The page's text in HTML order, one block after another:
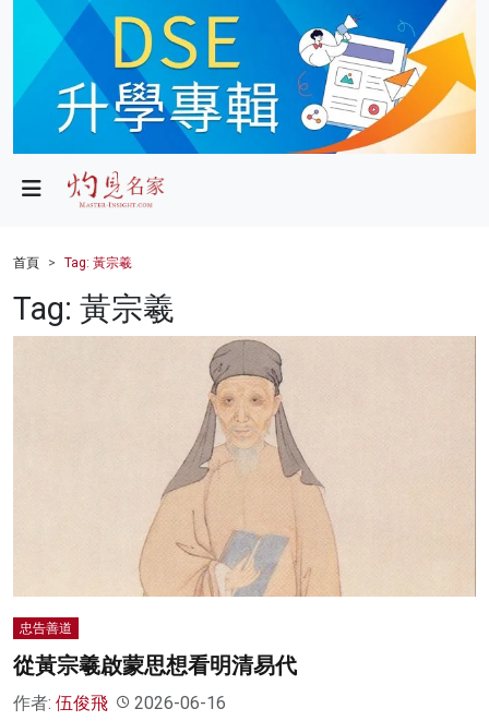
政局
財經
健康
首頁 Tag: 黃宗羲
Tag: 黃宗羲
忠告善道
從黃宗羲啟蒙思想看明清易代
作者: 伍俊飛 2026-06-16